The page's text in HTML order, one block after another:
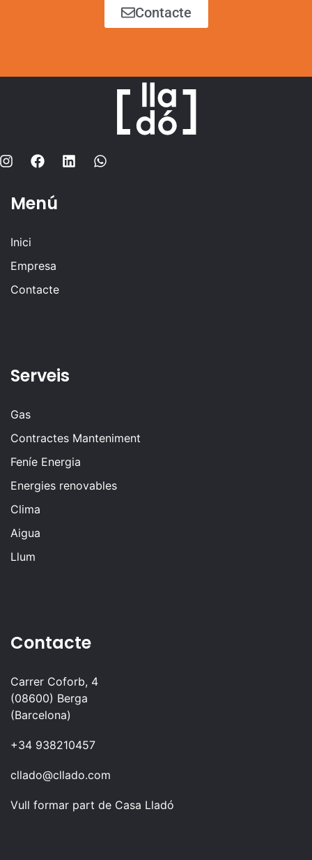
Contacte
Menú
Inici
Empresa
Contacte
Serveis
Gas
Contractes Manteniment
Feníe Energia
Energies renovables
Clima
Aigua
Llum
Contacte
Carrer Coforb, 4
(08600) Berga
(Barcelona)
+34 938210457
cllado@cllado.com
Vull formar part de Casa Lladó